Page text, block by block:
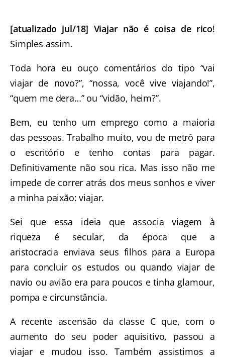
[atualizado jul/18] Viajar não é coisa de rico!
Simples assim.
Toda hora eu ouço comentários do tipo “vai
viajar de novo?”, “nossa, você vive viajando!”,
“quem me dera…” ou “vidão, heim?”.
Bem, eu tenho um emprego como a maioria
das pessoas. Trabalho muito, vou de metrô para
o escritório e tenho contas para pagar.
Definitivamente não sou rica. Mas isso não me
impede de correr atrás dos meus sonhos e viver
a minha paixão: viajar.
Sei que essa ideia que associa viagem à
riqueza é secular, da época que a
aristocracia enviava seus filhos para a Europa
para concluir os estudos ou quando viajar de
navio ou avião era para poucos e tinha glamour,
pompa e circunstância.
A recente ascensão da classe C que, com o
aumento do seu poder aquisitivo, passou a
viajar e mudou isso. Também assistimos a